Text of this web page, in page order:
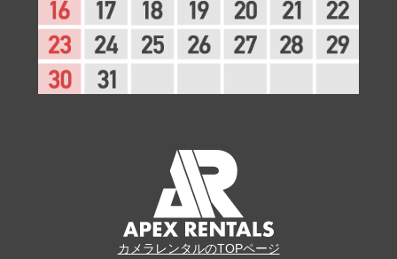
カメラレンタルのTOPページ